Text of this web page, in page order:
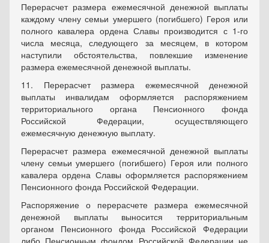
Перерасчет размера ежемесячной денежной выплаты
каждому члену семьи умершего (погибшего) Героя или
полного кавалера ордена Славы производится с 1-го
числа месяца, следующего за месяцем, в котором
наступили обстоятельства, повлекшие изменение
размера ежемесячной денежной выплаты.
11. Перерасчет размера ежемесячной денежной
выплаты инвалидам оформляется распоряжением
территориального органа Пенсионного фонда
Российской Федерации, осуществляющего
ежемесячную денежную выплату.
Перерасчет размера ежемесячной денежной выплаты
члену семьи умершего (погибшего) Героя или полного
кавалера ордена Славы оформляется распоряжением
Пенсионного фонда Российской Федерации.
Распоряжение о перерасчете размера ежемесячной
денежной выплаты выносится территориальным
органом Пенсионного фонда Российской Федерации